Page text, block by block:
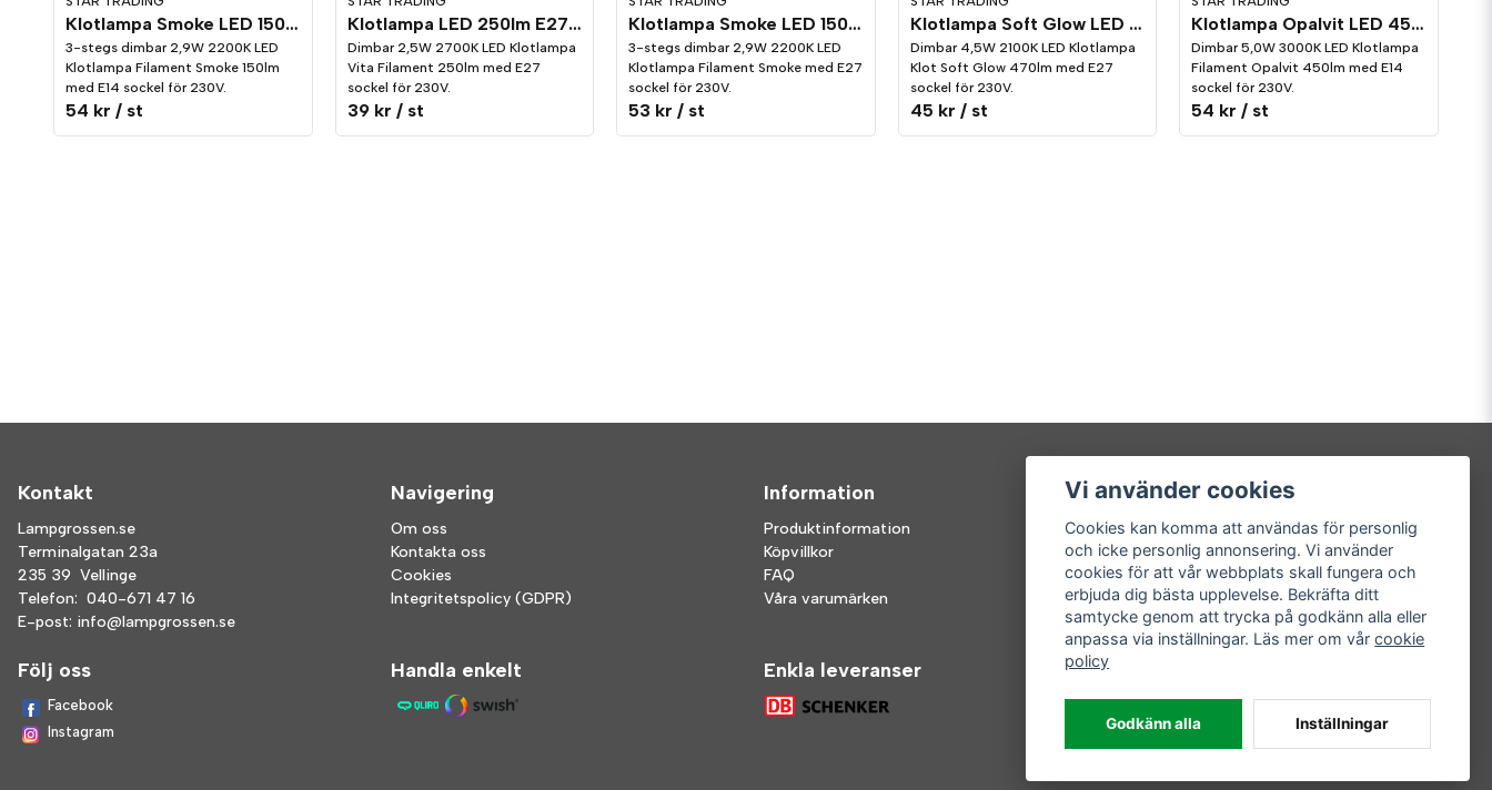
Klotlampa Smoke LED 150lm E14 2200K 3-stegs dimming
3-stegs dimbar 2,9W 2200K LED
Klotlampa Filament Smoke 150lm
med E14 sockel för 230V.
54 kr / st
Klotlampa LED 250lm E27 Vita Filament 2700K Dim
Dimbar 2,5W 2700K LED Klotlampa
Vita Filament 250lm med E27
sockel för 230V.
39 kr / st
Klotlampa Smoke LED 150lm E27 2200K 3-stegs dimming
3-stegs dimbar 2,9W 2200K LED
Klotlampa Filament Smoke med E27
sockel för 230V.
53 kr / st
Klotlampa Soft Glow LED 470lm E27 2100K Dim
Dimbar 4,5W 2100K LED Klotlampa
Klot Soft Glow 470lm med E27
sockel för 230V.
45 kr / st
Klotlampa Opalvit LED 450lm E14 3000K Dim
Dimbar 5,0W 3000K LED Klotlampa
Filament Opalvit 450lm med E14
sockel för 230V.
54 kr / st
Kontakt
Lampgrossen.se
Terminalgatan 23a
235 39 Vellinge
Telefon: 040-671 47 16
E-post: info@lampgrossen.se
Navigering
Om oss
Kontakta oss
Cookies
Integritetspolicy (GDPR)
Information
Produktinformation
Köpvillkor
FAQ
Våra varumärken
Mitt konto
Logga in
Registrera dig
Glömt lösenord?
Följ oss
Facebook
Instagram
Handla enkelt Enkla leveranser
Vi använder cookies
Cookies kan komma att användas för personlig
och icke personlig annonsering. Vi använder
cookies för att vår webbplats skall fungera och
erbjuda dig bästa upplevelse. Bekräfta ditt
samtycke genom att trycka på godkänn alla eller
anpassa via inställningar. Läs mer om vårcookie
policy
Godkänn alla Inställningar